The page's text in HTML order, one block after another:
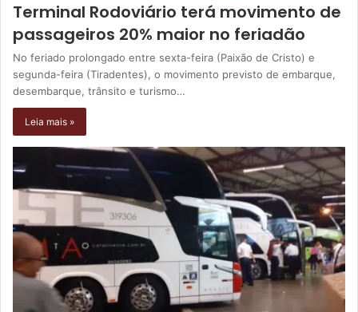
Terminal Rodoviário terá movimento de
passageiros 20% maior no feriadão
No feriado prolongado entre sexta-feira (Paixão de Cristo) e
segunda-feira (Tiradentes), o movimento previsto de embarque,
desembarque, trânsito e turismo…
Leia mais »